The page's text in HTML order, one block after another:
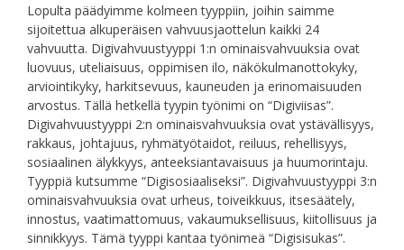
Lopulta päädyimme kolmeen tyyppiin, joihin saimme
sijoitettua alkuperäisen vahvuusjaottelun kaikki 24
vahvuutta. Digivahvuustyyppi 1:n ominaisvahvuuksia ovat
luovuus, uteliaisuus, oppimisen ilo, näkökulmanottokyky,
arviointikyky, harkitsevuus, kauneuden ja erinomaisuuden
arvostus. Tällä hetkellä tyypin työnimi on “Digiviisas”.
Digivahvuustyyppi 2:n ominaisvahvuuksia ovat ystävällisyys,
rakkaus, johtajuus, ryhmätyötaidot, reiluus, rehellisyys,
sosiaalinen älykkyys, anteeksiantavaisuus ja huumorintaju.
Tyyppiä kutsumme “Digisosiaaliseksi”. Digivahvuustyyppi 3:n
ominaisvahvuuksia ovat urheus, toiveikkuus, itsesäätely,
innostus, vaatimattomuus, vakaumuksellisuus, kiitollisuus ja
sinnikkyys. Tämä tyyppi kantaa työnimeä “Digisisukas”.